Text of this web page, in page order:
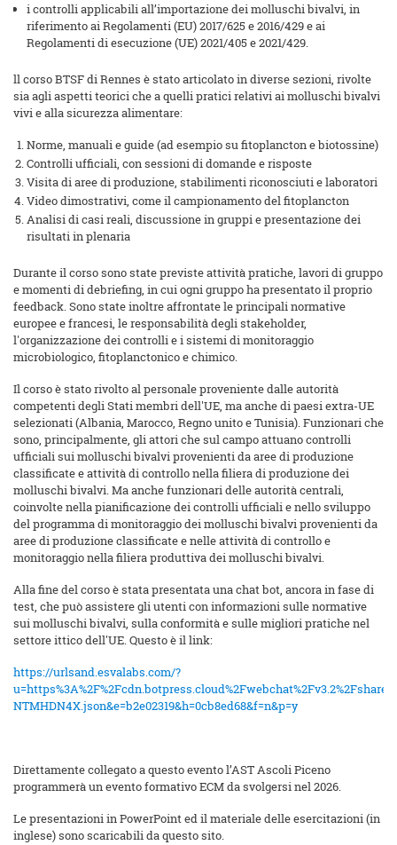
i controlli applicabili all’importazione dei molluschi bivalvi, in
riferimento ai Regolamenti (EU) 2017/625 e 2016/429 e ai
Regolamenti di esecuzione (UE) 2021/405 e 2021/429.
ll corso BTSF di Rennes è stato articolato in diverse sezioni, rivolte
sia agli aspetti teorici che a quelli pratici relativi ai molluschi bivalvi
vivi e alla sicurezza alimentare:
Norme, manuali e guide (ad esempio su fitoplancton e biotossine)
Controlli ufficiali, con sessioni di domande e risposte
Visita di aree di produzione, stabilimenti riconosciuti e laboratori
Video dimostrativi, come il campionamento del fitoplancton
Analisi di casi reali, discussione in gruppi e presentazione dei
risultati in plenaria
Durante il corso sono state previste attività pratiche, lavori di gruppo
e momenti di debriefing, in cui ogni gruppo ha presentato il proprio
feedback. Sono state inoltre affrontate le principali normative
europee e francesi, le responsabilità degli stakeholder,
l'organizzazione dei controlli e i sistemi di monitoraggio
microbiologico, fitoplanctonico e chimico.
Il corso è stato rivolto al personale proveniente dalle autorità
competenti degli Stati membri dell'UE, ma anche di paesi extra-UE
selezionati (Albania, Marocco, Regno unito e Tunisia). Funzionari che
sono, principalmente, gli attori che sul campo attuano controlli
ufficiali sui molluschi bivalvi provenienti da aree di produzione
classificate e attività di controllo nella filiera di produzione dei
molluschi bivalvi. Ma anche funzionari delle autorità centrali,
coinvolte nella pianificazione dei controlli ufficiali e nello sviluppo
del programma di monitoraggio dei molluschi bivalvi provenienti da
aree di produzione classificate e nelle attività di controllo e
monitoraggio nella filiera produttiva dei molluschi bivalvi.
Alla fine del corso è stata presentata una chat bot, ancora in fase di
test, che può assistere gli utenti con informazioni sulle normative
sui molluschi bivalvi, sulla conformità e sulle migliori pratiche nel
settore ittico dell'UE. Questo è il link:
https://urlsand.esvalabs.com/?
NTMHDN4X.json&e=b2e02319&h=0cb8ed68&f=n&p=y
Direttamente collegato a questo evento l’AST Ascoli Piceno
programmerà un evento formativo ECM da svolgersi nel 2026.
Le presentazioni in PowerPoint ed il materiale delle esercitazioni (in
inglese) sono scaricabili da questo sito.